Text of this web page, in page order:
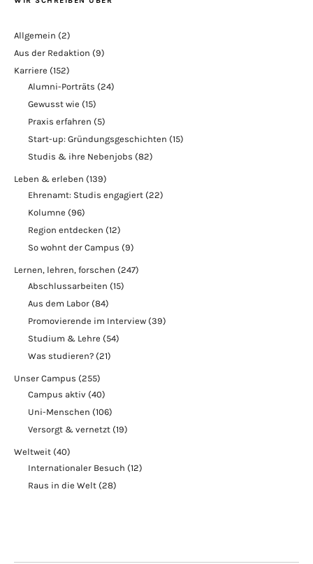
Allgemein (2)
Aus der Redaktion (9)
Karriere (152)
Alumni-Porträts (24)
Gewusst wie (15)
Praxis erfahren (5)
Start-up: Gründungsgeschichten (15)
Studis & ihre Nebenjobs (82)
Leben & erleben (139)
Ehrenamt: Studis engagiert (22)
Kolumne (96)
Region entdecken (12)
So wohnt der Campus (9)
Lernen, lehren, forschen (247)
Abschlussarbeiten (15)
Aus dem Labor (84)
Promovierende im Interview (39)
Studium & Lehre (54)
Was studieren? (21)
Unser Campus (255)
Campus aktiv (40)
Uni-Menschen (106)
Versorgt & vernetzt (19)
Weltweit (40)
Internationaler Besuch (12)
Raus in die Welt (28)